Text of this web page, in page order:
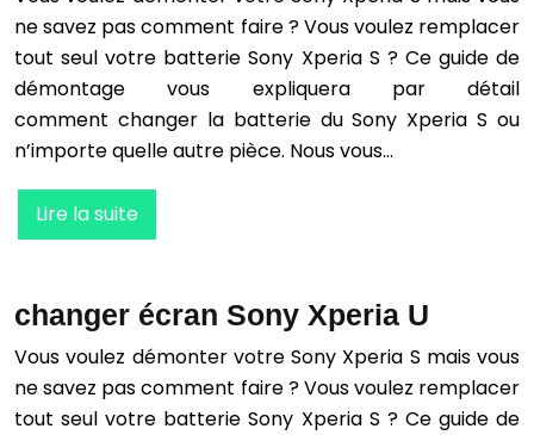
ne savez pas comment faire ? Vous voulez remplacer
tout seul votre batterie Sony Xperia S ? Ce guide de
démontage vous expliquera par détail
comment changer la batterie du Sony Xperia S ou
n’importe quelle autre pièce. Nous vous…
Lire la suite
changer écran Sony Xperia U
Vous voulez démonter votre Sony Xperia S mais vous
ne savez pas comment faire ? Vous voulez remplacer
tout seul votre batterie Sony Xperia S ? Ce guide de